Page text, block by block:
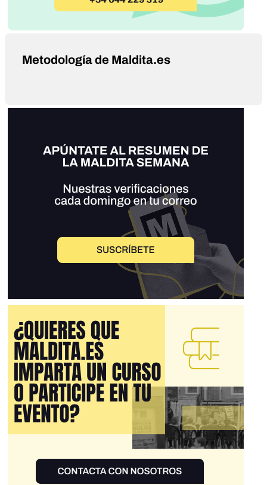
Metodología de Maldita.es